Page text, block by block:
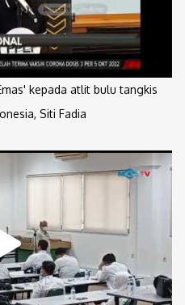
kepada atlit bulu tangkis
Siti Fadia